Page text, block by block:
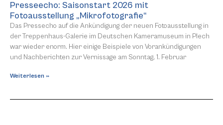
Presseecho: Saisonstart 2026 mit
Fotoausstellung „Mikrofotografie“
Das Pressecho auf die Ankündigung der neuen Fotoausstellung in
der Treppenhaus-Galerie im Deutschen Kameramuseum in Plech
war wieder enorm. Hier einige Beispiele von Vorankündigungen
und Nachberichten zur Vernissage am Sonntag, 1. Februar
Weiterlesen »